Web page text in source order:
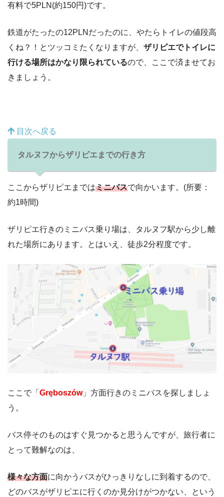
有料で5PLN(約150円)です。
鉄道がたったの12PLNだったのに、やたらトイレの値段高
くね？！とツッコミたくなりますが、 ザリピエでトイレに
行ける場所はかなり限られているので、ここで済ませてお
きましょう。
目次へ戻る
タルヌフからザリピエまでの行き方
ここからザリピエまではミニバスで向かいます。(所要：
約1時間)
ザリピエ行きのミニバス乗り場は、タルヌフ駅から少し離
れた場所にあります。とはいえ、徒歩2分程度です。
ここで「 Gręboszów」方面行きのミニバスを探しましょ
う。
バス停そのものはすぐ見つかると思うんですが、旅行者に
とって難解なのは、
様々な方面に向かうバスがひっきりなしに到着するので、
どのバスがザリピエに行くのか見分けがつかない、という